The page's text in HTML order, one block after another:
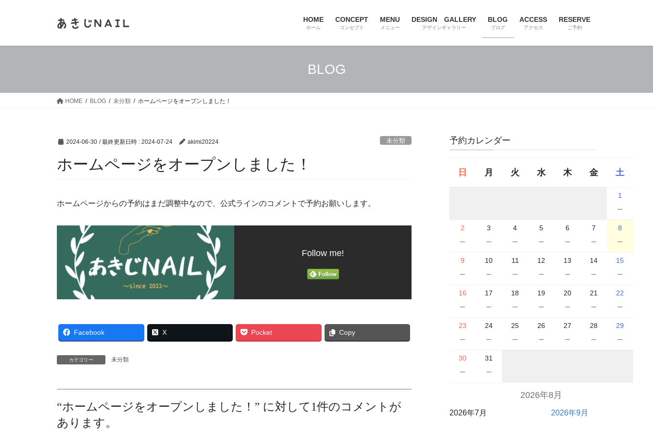
HOME
ホーム
CONCEPT
コンセプト
MENU
メニュー
DESIGN GALLERY
デザインギャラリー
BLOG
ブログ
ACCESS
アクセス
RESERVE
ご予約
BLOG
HOME BLOG 未分類 ホームページをオープンしました！
2024-06-30 / 最終更新日時 : 2024-07-24 akimi20224 未分類
ホームページをオープンしました！
ホームページからの予約はまだ調整中なので、公式ラインのコメントで予約お願いします。
Follow me!
Facebook X Pocket Copy
カテゴリー 未分類
“ホームページをオープンしました！ ” に対して1件のコメントが
あります。
予約カレンダー
2026年8月
日 月 火 水 木 金 土
1
－
2
－
3
－
4
－
5
－
6
－
7
－
8
－
9
－
10
－
11
－
12
－
13
－
14
－
15
－
16
－
17
－
18
－
19
－
20
－
21
－
22
－
23
－
24
－
25
－
26
－
27
－
28
－
29
－
30
－
31
－
2026年7月 2026年9月